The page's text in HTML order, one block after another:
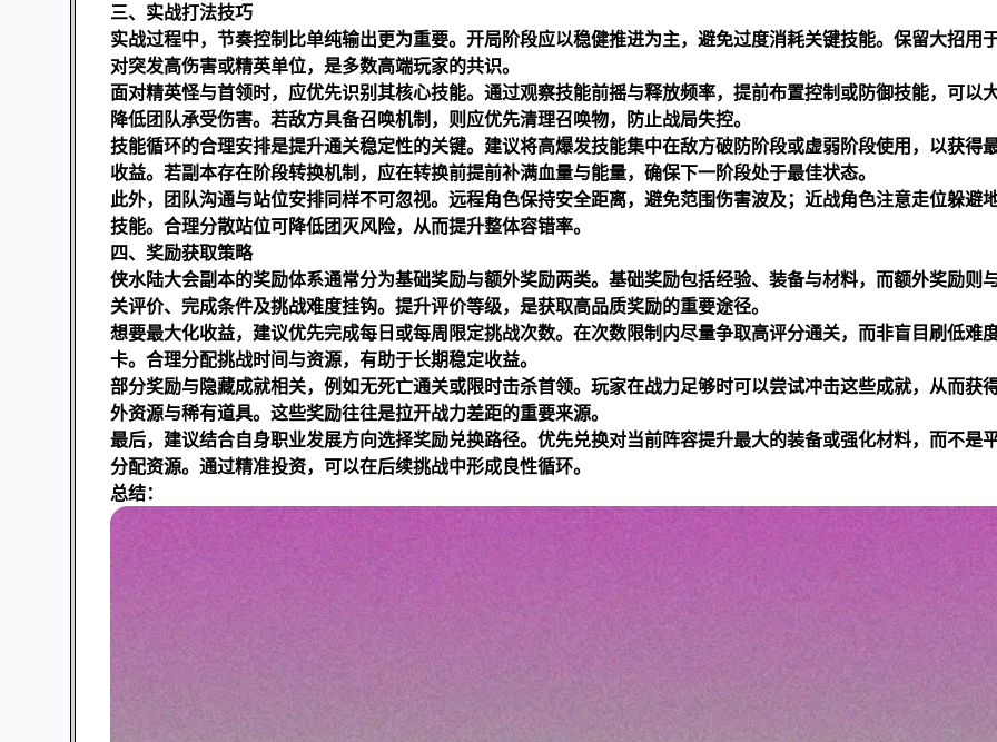
三、实战打法技巧
实战过程中，节奏控制比单纯输出更为重要。开局阶段应以稳健推进为主，避免过度消耗关键技能。保留大招用
对突发高伤害或精英单位，是多数高端玩家的共识。
面对精英怪与首领时，应优先识别其核心技能。通过观察技能前摇与释放频率，提前布置控制或防御技能，可以
降低团队承受伤害。若敌方具备召唤机制，则应优先清理召唤物，防止战局失控。
技能循环的合理安排是提升通关稳定性的关键。建议将高爆发技能集中在敌方破防阶段或虚弱阶段使用，以获得
收益。若副本存在阶段转换机制，应在转换前提前补满血量与能量，确保下一阶段处于最佳状态。
此外，团队沟通与站位安排同样不可忽视。远程角色保持安全距离，避免范围伤害波及；近战角色注意走位躲避
技能。合理分散站位可降低团灭风险，从而提升整体容错率。
四、奖励获取策略
侠水陆大会副本的奖励体系通常分为基础奖励与额外奖励两类。基础奖励包括经验、装备与材料，而额外奖励则
关评价、完成条件及挑战难度挂钩。提升评价等级，是获取高品质奖励的重要途径。
想要最大化收益，建议优先完成每日或每周限定挑战次数。在次数限制内尽量争取高评分通关，而非盲目刷低难
卡。合理分配挑战时间与资源，有助于长期稳定收益。
部分奖励与隐藏成就相关，例如无死亡通关或限时击杀首领。玩家在战力足够时可以尝试冲击这些成就，从而获
外资源与稀有道具。这些奖励往往是拉开战力差距的重要来源。
最后，建议结合自身职业发展方向选择奖励兑换路径。优先兑换对当前阵容提升最大的装备或强化材料，而不是
分配资源。通过精准投资，可以在后续挑战中形成良性循环。
总结：